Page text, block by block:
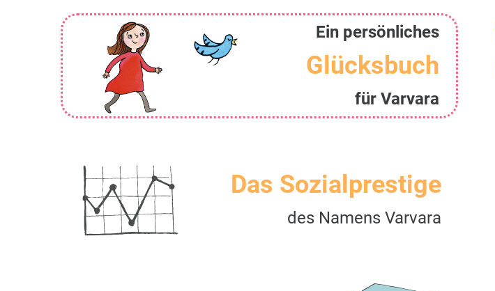
Ein persönliches
Glücksbuch
für Varvara
Das Sozialprestige
des Namens Varvara